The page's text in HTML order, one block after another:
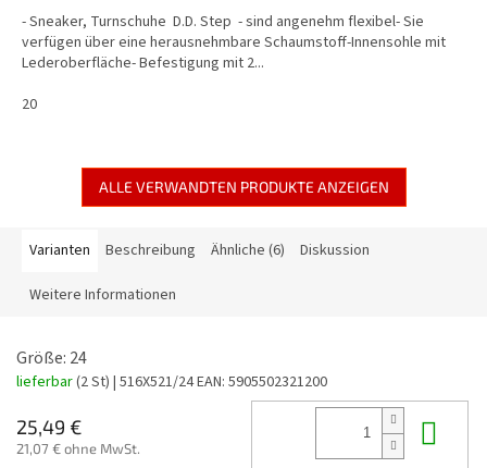
- Sneaker, Turnschuhe D.D. Step - sind angenehm flexibel- Sie
verfügen über eine herausnehmbare Schaumstoff-Innensohle mit
Lederoberfläche- Befestigung mit 2...
20
ALLE VERWANDTEN PRODUKTE ANZEIGEN
Varianten Beschreibung Ähnliche (6) Diskussion
Weitere Informationen
Größe: 24
lieferbar(2 St) | 516X521/24EAN: 5905502321200
25,49 €
21,07 € ohne MwSt.